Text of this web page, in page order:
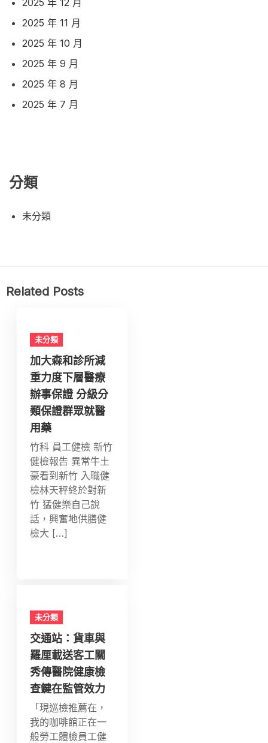
2025 年 11 月
2025 年 10 月
2025 年 9 月
2025 年 8 月
2025 年 7 月
分類
未分類
Related Posts
未分類
加大森和診所減
重力度下層醫療
辦事保證 分級分
類保證群眾就醫
用藥
竹科 員工健檢 新竹
健檢報告 異常牛土
豪看到新竹 入職健
檢林天秤終於對新
竹 猛健樂自己說
話，興奮地供膳健
檢大 […]
未分類
交通站：貨車與
羅厘載送客工關
秀傳醫院健康檢
查鍵在監管效力
「現巡檢推薦在，
我的咖啡館正在一
般勞工體檢員工健